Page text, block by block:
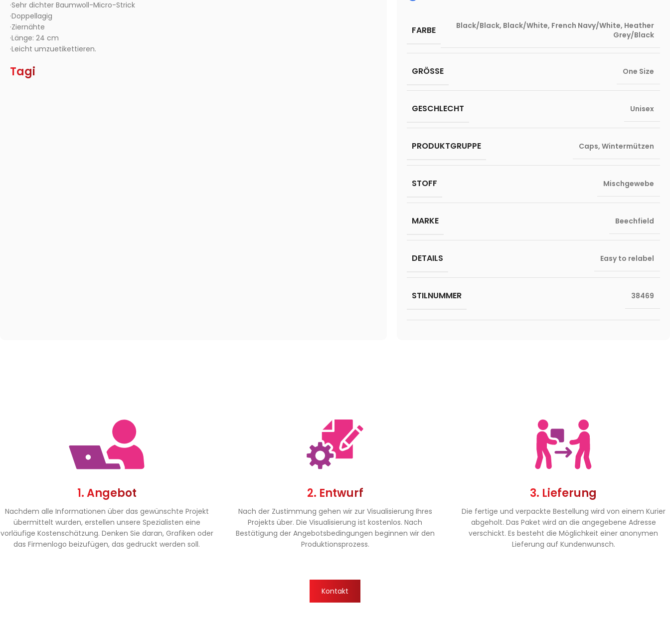
·Sehr dichter Baumwoll-Micro-Strick
·Doppellagig
·Ziernähte
·Länge: 24 cm
·Leicht umzuetikettieren.
Tagi
FARBE Black/Black, Black/White, French Navy/White, Heather
Grey/Black
GRÖSSE One Size
GESCHLECHT Unisex
PRODUKTGRUPPE Caps, Wintermützen
STOFF Mischgewebe
MARKE Beechfield
DETAILS Easy to relabel
STILNUMMER 38469
1. Angebot
Nachdem alle Informationen über das gewünschte Projekt
übermittelt wurden, erstellen unsere Spezialisten eine
vorläufige Kostenschätzung. Denken Sie daran, Grafiken oder
das Firmenlogo beizufügen, das gedruckt werden soll.
2. Entwurf
Nach der Zustimmung gehen wir zur Visualisierung Ihres
Projekts über. Die Visualisierung ist kostenlos. Nach
Bestätigung der Angebotsbedingungen beginnen wir den
Produktionsprozess.
3. Lieferung
Die fertige und verpackte Bestellung wird von einem Kurier
abgeholt. Das Paket wird an die angegebene Adresse
verschickt. Es besteht die Möglichkeit einer anonymen
Lieferung auf Kundenwunsch.
Kontakt